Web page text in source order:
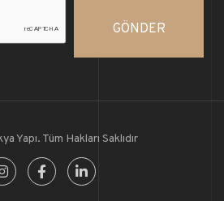
GÖNDER
Yapı. Tüm Hakları Saklıdır